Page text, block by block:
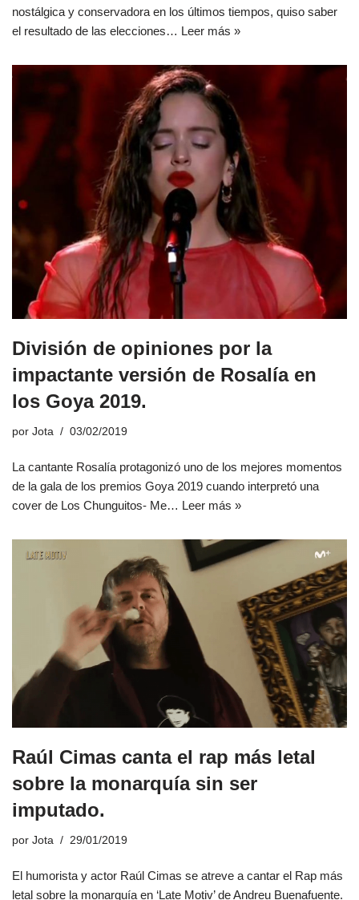
nostálgica y conservadora en los últimos tiempos, quiso saber
el resultado de las elecciones… Leer más »
División de opiniones por la
impactante versión de Rosalía en
los Goya 2019.
por Jota 03/02/2019
La cantante Rosalía protagonizó uno de los mejores momentos
de la gala de los premios Goya 2019 cuando interpretó una
cover de Los Chunguitos- Me… Leer más »
Raúl Cimas canta el rap más letal
sobre la monarquía sin ser
imputado.
por Jota 29/01/2019
El humorista y actor Raúl Cimas se atreve a cantar el Rap más
letal sobre la monarquía en ‘Late Motiv’ de Andreu Buenafuente.